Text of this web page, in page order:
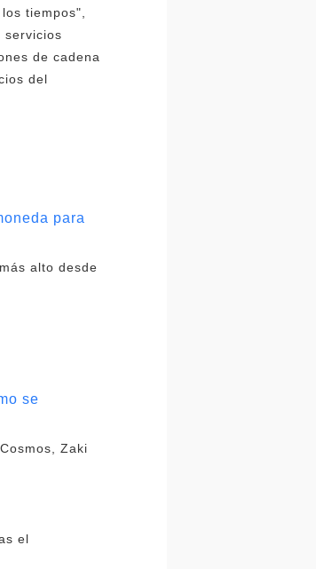
tiempos",
servicios
de cadena
del
para
alto desde
se
Zaki
el